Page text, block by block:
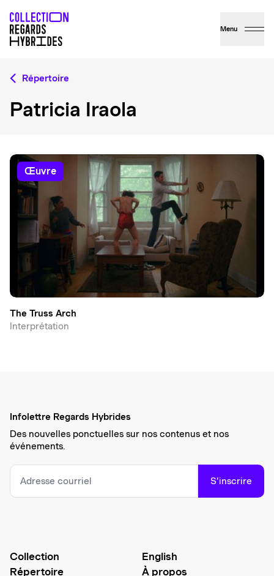
Menu
Répertoire
Patricia Iraola
œuvre
The Truss Arch
Interprétation
Infolettre Regards Hybrides
Des nouvelles ponctuelles sur nos contenus et nos
événements.
S’inscrire
Collection
Répertoire
English
À propos